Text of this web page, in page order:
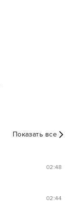
Показать все
02:48
02:44